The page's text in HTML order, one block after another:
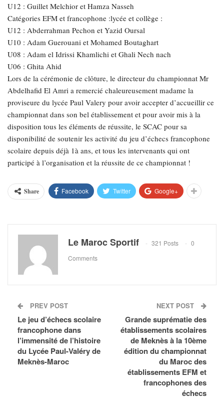
U12 : Guillet Melchior et Hamza Nasseh
Catégories EFM et francophone :lycée et collège :
U12 : Abderrahman Pechon et Yazid Oursal
U10 : Adam Guerouani et Mohamed Boutaghart
U08 : Adam el Idrissi Khamlichi et Ghali Nech nach
U06 : Ghita Ahid
Lors de la cérémonie de clôture, le directeur du championnat Mr
Abdelhafid El Amri a remercié chaleureusement madame la
proviseure du lycée Paul Valery pour avoir accepter d’accueillir ce
championnat dans son bel établissement et pour avoir mis à la
disposition tous les éléments de réussite, le SCAC pour sa
disponibilité de soutenir les activité du jeu d’échecs francophone
scolaire depuis déjà 1à ans, et tous les intervenants qui ont
participé à l’organisation et la réussite de ce championnat !
Share Facebook Twitter Google+
Le Maroc Sportif 321 Posts
0
Comments
PREV POST
Le jeu d’échecs scolaire
francophone dans
l’immensité de l’histoire
du Lycée Paul-Valéry de
Meknès-Maroc
NEXT POST
Grande suprématie des
établissements scolaires
de Meknès à la 10ème
édition du championnat
du Maroc des
établissements EFM et
francophones des
échecs